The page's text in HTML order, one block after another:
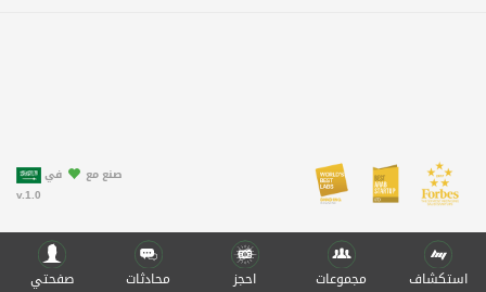
صنع مع
في
v.1.0
استكشاف مجموعات احجز محادثات صفحتي